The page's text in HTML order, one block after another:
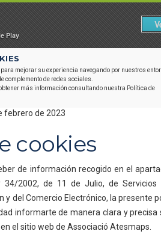
mejorar su experiencia navegando por nuestros
complemento de redes sociales.
más información consultando nuestra Política de
3d_rotation
febrero de 2023
cookies
de información recogido en el
2002, de 11 de Julio, de Servicios
y del Comercio Electrónico, la presente
informarte de manera clara y precisa
el sitio web de Associació Atesmaps.
Play